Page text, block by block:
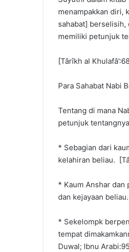
menampakkan diri,
sahabat] berselisih,
memiliki petunjuk
[Târîkh al
Para Sahabat Nabi
Tentang di mana
petunjuk
* Sebagian dari
kelahiran beliau.
* Kaum Anshar dan
dan kejayaan
* Sekelompk
tempat
Duwal; Ibnu